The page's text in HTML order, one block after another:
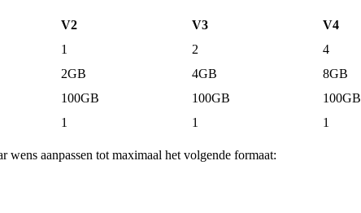
V2 V3 V4
1 2 4
2GB 4GB 8GB
100GB 100GB 100GB
1 1 1
aanpassen tot maximaal het volgende formaat: